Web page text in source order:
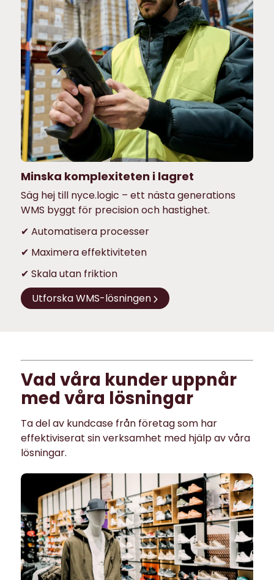
Minska komplexiteten i lagret
Säg hej till nyce.logic – ett nästa generations
WMS byggt för precision och hastighet.
✔ Automatisera processer
✔ Maximera effektiviteten
✔ Skala utan friktion
Utforska WMS-lösningen
Vad våra kunder uppnår
med våra lösningar
Ta del av kundcase från företag som har
effektiviserat sin verksamhet med hjälp av våra
lösningar.